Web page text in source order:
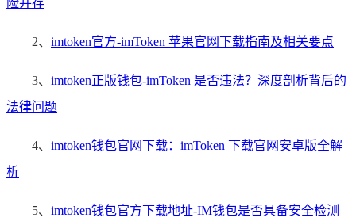
2、 imtoken官方-imToken 苹果官网下载指南及相关要点
3、 imtoken正版钱包-imToken 是否违法？深度剖析背后的
法律问题
4、 imtoken钱包官网下载：imToken 下载官网安卓版全解
析
5、 imtoken钱包官方下载地址-IM钱包是否具备安全检测